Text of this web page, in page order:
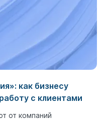
как бизнесу
с клиентами
от компаний